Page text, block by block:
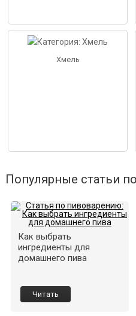
Хмель
Популярные статьи
Как выбрать
ингредиенты для
домашнего пива
Читать